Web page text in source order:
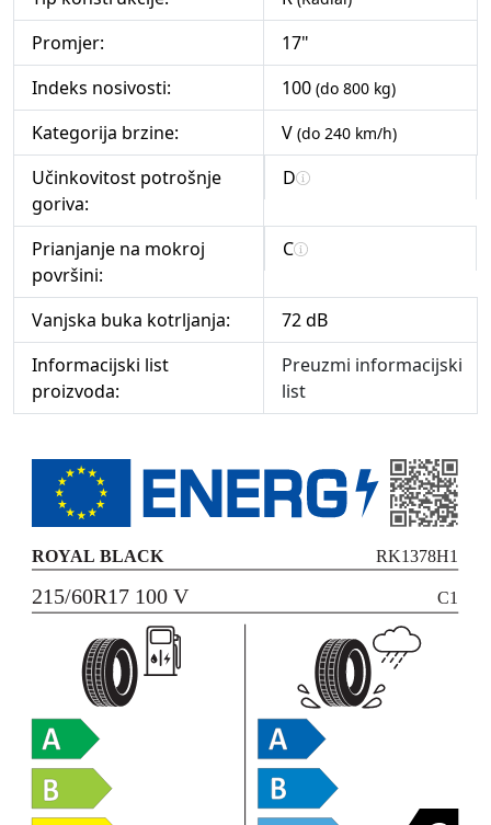
Promjer:
17"
Indeks nosivosti:
100 (do 800 kg)
Kategorija brzine: V (do 240 km/h)
Učinkovitost potrošnje
goriva:
D
Prianjanje na mokroj
površini:
C
Vanjska buka kotrljanja:
72 dB
Informacijski list
proizvoda:
Preuzmi informacijski
list